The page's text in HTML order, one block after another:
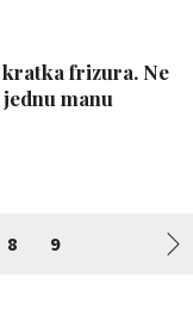
frizura. Ne
manu
8 9